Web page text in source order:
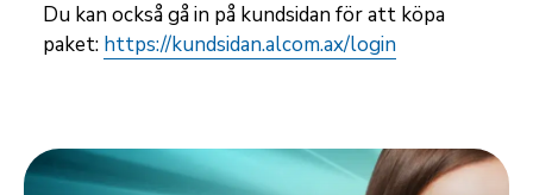
Du kan också gå in på kundsidan för att köpa
paket: https://kundsidan.alcom.ax/login